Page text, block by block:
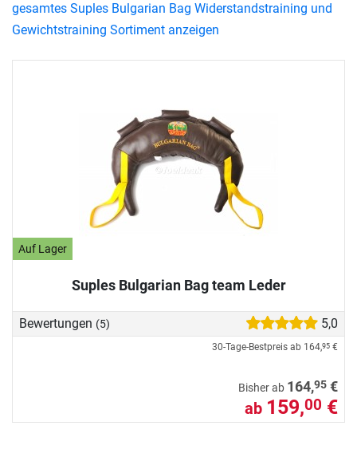
Auf Lager
Suples Bulgarian Bag team Leder
Bewertungen (5) 5,0
30-Tage-Bestpreis ab 164,95 €
Bisher ab 164,95 €
ab 159,00 €
gesamtes Suples Bulgarian Bag Widerstandstraining und
Gewichtstraining Sortiment anzeigen